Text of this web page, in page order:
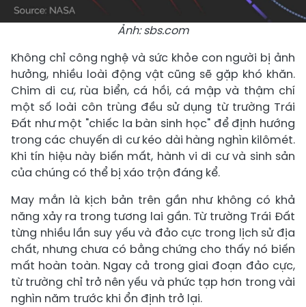
Ảnh: sbs.com
Không chỉ công nghệ và sức khỏe con người bị ảnh
hưởng, nhiều loài động vật cũng sẽ gặp khó khăn.
Chim di cư, rùa biển, cá hồi, cá mập và thậm chí
một số loài côn trùng đều sử dụng từ trường Trái
Đất như một "chiếc la bàn sinh học" để định hướng
trong các chuyến di cư kéo dài hàng nghìn kilômét.
Khi tín hiệu này biến mất, hành vi di cư và sinh sản
của chúng có thể bị xáo trộn đáng kể.
May mắn là kịch bản trên gần như không có khả
năng xảy ra trong tương lai gần. Từ trường Trái Đất
từng nhiều lần suy yếu và đảo cực trong lịch sử địa
chất, nhưng chưa có bằng chứng cho thấy nó biến
mất hoàn toàn. Ngay cả trong giai đoạn đảo cực,
từ trường chỉ trở nên yếu và phức tạp hơn trong vài
nghìn năm trước khi ổn định trở lại.